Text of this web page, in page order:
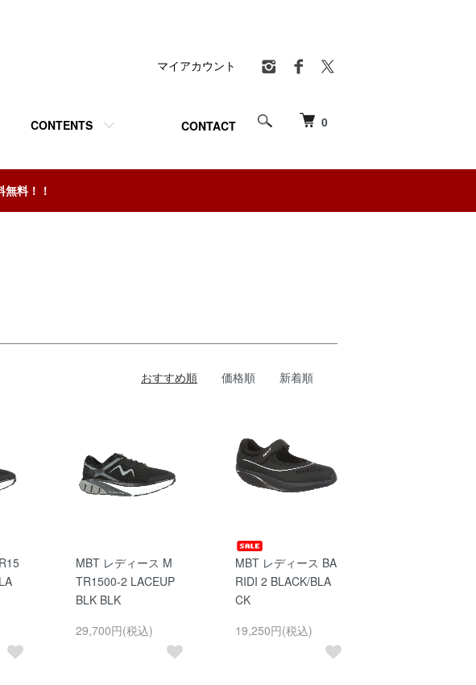
0
CONTENTS CONTACT
マイアカウント
料！！
おすすめ順 価格順 新着順
MBT レディース M
TR1500-2 LACEUP
BLK BLK
29,700円(税込)
MBT レディース BA
RIDI 2 BLACK/BLA
CK
19,250円(税込)